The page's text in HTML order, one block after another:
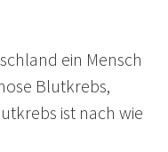
ein Mensch
Blutkrebs,
ist nach wie